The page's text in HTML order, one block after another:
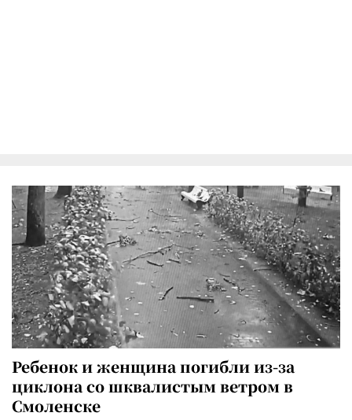
Ребенок и женщина погибли из-за
циклона со шквалистым ветром в
Смоленске